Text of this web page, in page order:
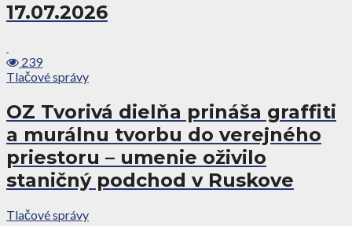
17.07.2026
239
Tlačové správy
OZ Tvorivá dielňa prináša graffiti
a murálnu tvorbu do verejného
priestoru – umenie oživilo
staničný podchod v Ruskove
Tlačové správy